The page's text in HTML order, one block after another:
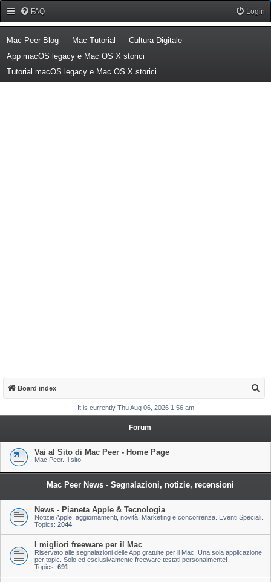
FAQ Login
Mac Peer Blog(Opens a new tab)
Mac Tutorial (Opens a new tab)
Cultura Digitale(Opens a new tab)
App macOS legacy e Mac OS X storici
Tutorial macOS legacy e Mac OS X storici
Board index
a
It is currently Thu Aug 06, 2026 1:56 am
Forum
Vai al Sito di Mac Peer - Home Page
Mac Peer. Il sito
Mac Peer News - Segnalazioni, notizie, recensioni
News - Pianeta Apple & Tecnologia
Notizie Apple, aggiornamenti, novità. Marketing e concorrenza. Eventi Speciali.
Topics: 2044
I migliori freeware per il Mac
Riservato alle segnalazioni delle App gratuite per il Mac. Una sola applicazione
per topic. Solo ed esclusivamente freeware testati personalmente!
Topics: 691